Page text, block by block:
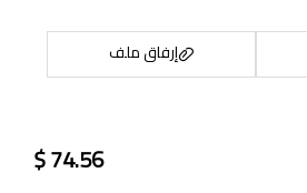
إرفاق ملف
74.56 $